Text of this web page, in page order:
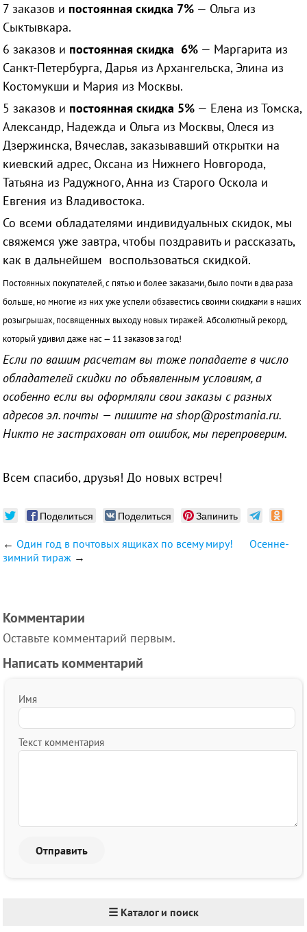
7 заказов и постоянная скидка 7% — Ольга из
Сыктывкара.
6 заказов и постоянная скидка 6% — Маргарита из
Санкт-Петербурга, Дарья из Архангельска, Элина из
Костомукши и Мария из Москвы.
5 заказов и постоянная скидка 5% — Елена из Томска,
Александр, Надежда и Ольга из Москвы, Олеся из
Дзержинска, Вячеслав, заказывавший открытки на
киевский адрес, Оксана из Нижнего Новгорода,
Татьяна из Радужного, Анна из Старого Оскола и
Евгения из Владивостока.
Со всеми обладателями индивидуальных скидок, мы
свяжемся уже завтра, чтобы поздравить и рассказать,
как в дальнейшем воспользоваться скидкой.
Постоянных покупателей, с пятью и более заказами, было почти в два раза
больше, но многие из них уже успели обзавестись своими скидками в наших
розыгрышах, посвященных выходу новых тиражей.Абсолютный рекорд,
который удивил даже нас — 11 заказов за год!
Если по вашим расчетам вы тоже попадаете в число
обладателей скидки по объявленным условиям, а
особенно если вы оформляли свои заказы с разных
адресов эл. почты — пишите на shop@postmania.ru.
Никто не застрахован от ошибок, мы перепроверим.
Всем спасибо, друзья! До новых встреч!
Поделиться Поделиться Запинить
←Один год в почтовых ящиках по всему миру!
Осенне-
зимний тираж →
Комментарии
Оставьте комментарий первым.
Написать комментарий
Имя
Текст комментария
☰ Каталог и поиск